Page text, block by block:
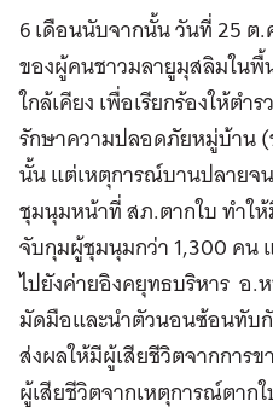
6 เดือนนับจากนั้น วันที่ 25
ของผู้คนชาวมลายูมุสลิมในพื้
ใกล้เคียง เพื่อเรียกร้องให้ต
รักษาความปลอดภัยหมู่บ้าน
นั้น แต่เหตุการณ์บานปลายจ
ชุมนุมหน้าที่ สภ.ตากใบ ทำใ
จับกุมผู้ชุมนุมกว่า 1,300 คน
ไปยังค่ายอิงคยุทธบริหาร อ.
มัดมือและนำตัวนอนซ้อนทับ
ส่งผลให้มีผู้เสียชีวิตจากการ
ผู้เสียชีวิตจากเหตุการณ์ตาก